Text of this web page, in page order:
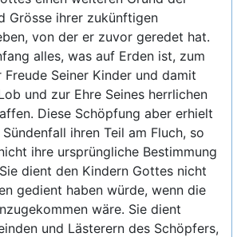
Grösse ihrer zukünftigen
von der er zuvor geredet hat.
alles, was auf Erden ist, zum
Freude Seiner Kinder und damit
und zur Ehre Seines herrlichen
Diese Schöpfung aber erhielt
ihren Teil am Fluch, so
ihre ursprüngliche Bestimmung
dient den Kindern Gottes nicht
gedient haben würde, wenn die
wäre. Sie dient
und Lästerern des Schöpfers,